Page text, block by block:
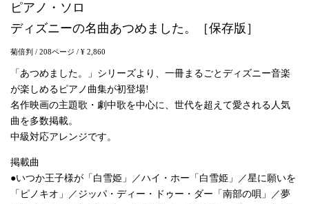
ピアノ・ソロ
ディズニーの名曲あつめました。［保存版］
菊倍判 / 208ページ / ¥ 2,860
「あつめました。」シリーズより、一冊まるごとディズニー音楽
が楽しめるピアノ曲集が初登場!
名作映画の主題歌・劇中歌を中心に、世代を超えて愛される人気
曲を多数掲載。
中級対応アレンジです。
掲載曲
●いつか王子様が「白雪姫」／ハイ・ホー「白雪姫」／星に願いを
「ピノキオ」／ジッパ・ディー・ドゥー・ダー「南部の唄」／夢